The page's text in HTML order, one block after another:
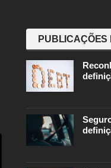
PUBLICAÇÕES